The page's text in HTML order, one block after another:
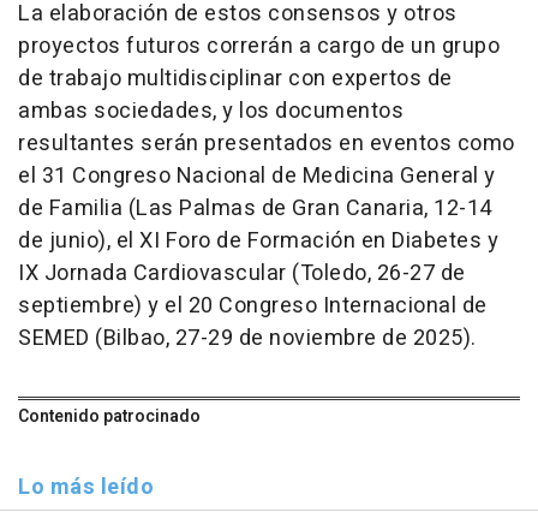
La elaboración de estos consensos y otros
proyectos futuros correrán a cargo de un grupo
de trabajo multidisciplinar con expertos de
ambas sociedades, y los documentos
resultantes serán presentados en eventos como
el 31 Congreso Nacional de Medicina General y
de Familia (Las Palmas de Gran Canaria, 12-14
de junio), el XI Foro de Formación en Diabetes y
IX Jornada Cardiovascular (Toledo, 26-27 de
septiembre) y el 20 Congreso Internacional de
SEMED (Bilbao, 27-29 de noviembre de 2025).
Contenido patrocinado
Lo más leído